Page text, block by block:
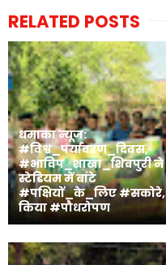
RELATED POSTS
धमाका न्यूज:
#विश्व_पर्यावरण_दिवस,
#भाविप_शाखा_शिवपुरी ने
स्टेडियम में बांटे
#पक्षियों_के_लिए #सकोरे,
किया #पौधरोपण